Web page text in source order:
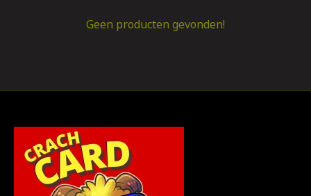
Geen producten gevonden!